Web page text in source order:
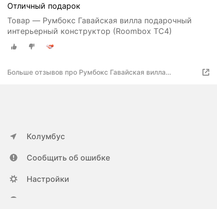
Отличный подарок
Товар — Румбокс Гавайская вилла подарочный
интерьерный конструктор (Roombox TC4)
Больше отзывов про Румбокс Гавайская вилла
Колумбус
Сообщить об ошибке
Настройки